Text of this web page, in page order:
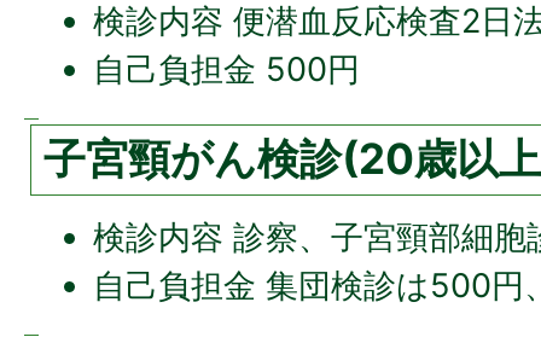
検診内容 便潜血反応検査2日
自己負担金 500円
子宮頸がん検診(20歳以
検診内容 診察、子宮頸部細胞
自己負担金 集団検診は500円